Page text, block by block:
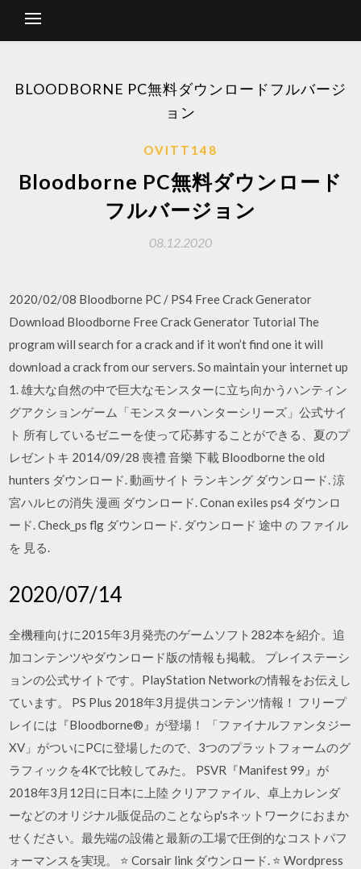
BLOODBORNE PC無料ダウンロードフルバージ
ョン
OVITT148
Bloodborne PC無料ダウンロード
フルバージョン
08.12.2020
2020/02/08 Bloodborne PC / PS4 Free Crack Generator
Download Bloodborne Free Crack Generator Tutorial The
program will search for a crack and if it won’t find one it will
download a crack from our servers. So maintain your internet up
1. 雄大な自然の中で巨大なモンスターに立ち向かうハンティン
グアクションゲーム「モンスターハンターシリーズ」公式サイ
ト 所有しているゼニーを使って応募することができる、夏のプ
レゼントキ 2014/09/28 喪禮 音樂 下載 Bloodborne the old
hunters ダウンロード. 動画サイト ランキング ダウンロード. 涼
宮ハルヒの消失 漫画 ダウンロード. Conan exiles ps4 ダウンロ
ード. Check_ps flg ダウンロード. ダウンロード 途中 の ファイル
を 見る.
2020/07/14
全機種向けに2015年3月発売のゲームソフト282本を紹介。追
加コンテンツやダウンロード版の情報も掲載。 プレイステーシ
ョンの公式サイトです。PlayStation Networkの情報をお伝えし
ています。 PS Plus 2018年3月提供コンテンツ情報！ フリープ
レイには『Bloodborne®』が登場！ 「ファイナルファンタジー
XV」がついにPCに登場したので、3つのプラットフォームのグ
ラフィックを4Kで比較してみた。 PSVR『Manifest 99』が
2018年3月12日に日本に上陸 クリアファイル、卓上カレンダ
ーなどのオリジナル販促品のことならp'sネットワークにおまか
せください。最先端の設備と最新の工場で圧倒的なコストパフ
ォーマンスを実現。 ⭐ Corsair link ダウンロード. ⭐ Wordpress